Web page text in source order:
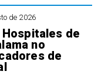
de 2026
de
no
de